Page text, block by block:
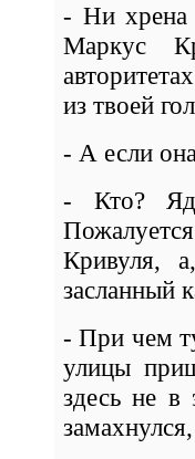
- Ни хрена
Маркус
из твоей
- А если
- Кто?
Кривуля,
засланный
- При чем
улицы
здесь не в